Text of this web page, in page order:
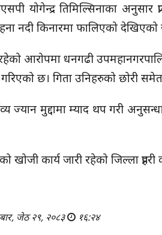
डीएसपी योगेन्द्र तिमिल्सिनाका
नदी किनारमा फालिएको देखिएको
आरोपमा धनगढी
गरिएको छ। गिता उनिहरुको छोरी
ज्यान मुद्दामा म्याद थप गरी
खोजी कार्य जारी रहेको जिल्ला
जेठ २९, २०८३ १६:२४